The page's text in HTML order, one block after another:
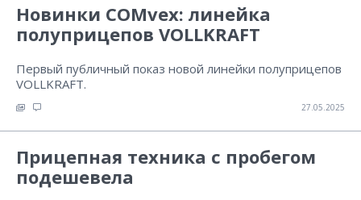
Новинки COMvex: линейка
полуприцепов VOLLKRAFT
Первый публичный показ новой линейки полуприцепов
VOLLKRAFT.
27.05.2025
Прицепная техника с пробегом
подешевела